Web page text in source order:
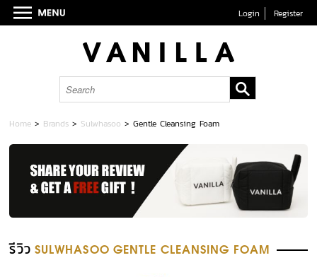
Login Register
Home > Brands > Sulwhasoo >Gentle Cleansing Foam
รีวิว SULWHASOO GENTLE CLEANSING FOAM